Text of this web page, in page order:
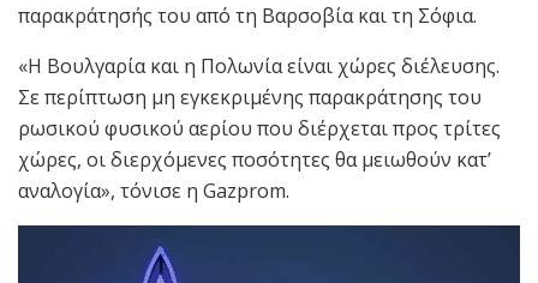
παρακράτησής του από τη Βαρσοβία και τη Σόφια.
«Η Βουλγαρία και η Πολωνία είναι χώρες διέλευσης.
Σε περίπτωση μη εγκεκριμένης παρακράτησης του
ρωσικού φυσικού αερίου που διέρχεται προς τρίτες
χώρες, οι διερχόμενες ποσότητες θα μειωθούν κατ’
αναλογία», τόνισε η Gazprom.